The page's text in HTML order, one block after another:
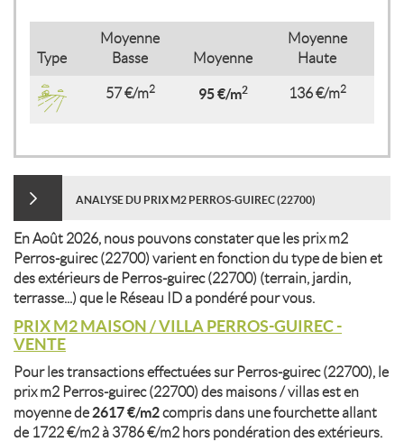
Type
Moyenne
Basse
Moyenne
Moyenne
Haute
57 €/m2 95 €/m2 136 €/m2
ANALYSE DU PRIX M2 PERROS-GUIREC (22700)
En Août 2026, nous pouvons constater que les prix m2
Perros-guirec (22700) varient en fonction du type de bien et
des extérieurs de Perros-guirec (22700) (terrain, jardin,
terrasse...) que le Réseau ID a pondéré pour vous.
PRIX M2 MAISON / VILLA PERROS-GUIREC -
VENTE
Pour les transactions effectuées sur Perros-guirec (22700), le
prix m2 Perros-guirec (22700) des maisons / villas est en
moyenne de 2617 €/m2compris dans une fourchette allant
de 1722 €/m2 à 3786 €/m2 hors pondération des extérieurs.